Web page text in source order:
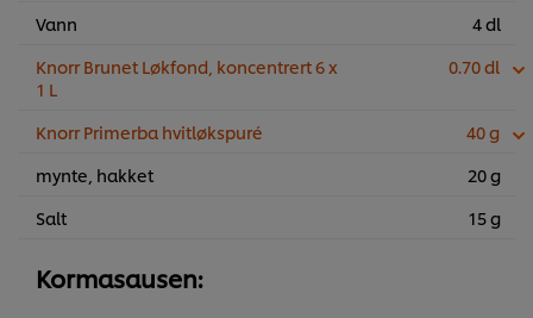
Vann
4 dl
Knorr Brunet Løkfond, koncentrert 6 x
1 L
0.70 dl
Knorr Primerba hvitløkspuré
40 g
mynte, hakket
20 g
Salt
15 g
Kormasausen: